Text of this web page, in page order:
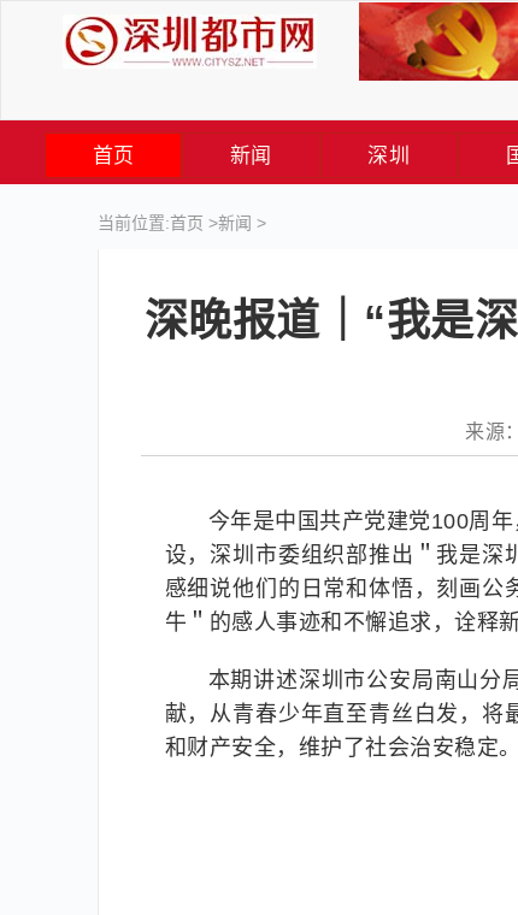
首页 新闻 深圳
当前位置:首页 >新闻 >
深晚报道｜“我是
来源
今年是中国共产党建党100周
设，深圳市委组织部推出＂我是深
感细说他们的日常和体悟，刻画公
牛＂的感人事迹和不懈追求，诠释
本期讲述深圳市公安局南山分
献，从青春少年直至青丝白发，将
和财产安全，维护了社会治安稳定